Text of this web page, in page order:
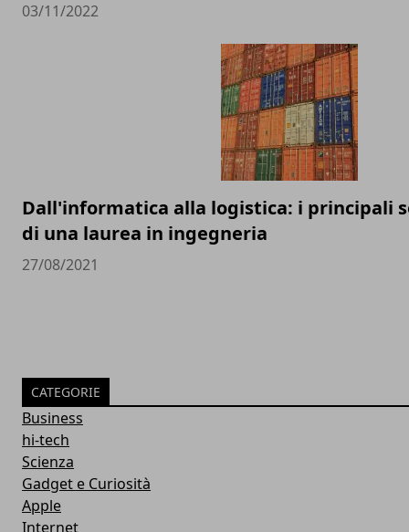
03/11/2022
Dall'informatica alla logistica: i principali
di una laurea in ingegneria
27/08/2021
CATEGORIE
Business
hi-tech
Scienza
Gadget e Curiosità
Apple
Internet